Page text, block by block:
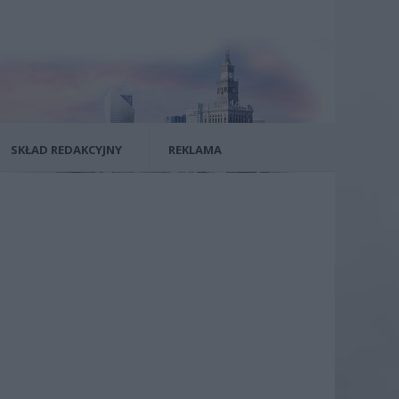
SKŁAD REDAKCYJNY REKLAMA